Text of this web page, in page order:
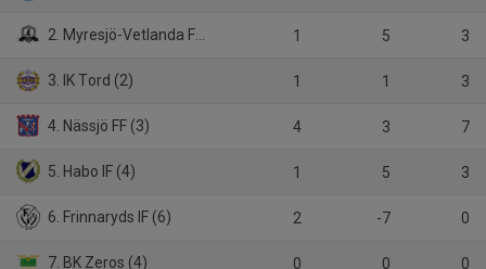
2. Myresjö-Vetlanda FK (3) 1 5 3
3. IK Tord (2) 1 1 3
4. Nässjö FF (3) 4 3 7
5. Habo IF (4) 1 5 3
6. Frinnaryds IF (6) 2 -7 0
7. BK Zeros (4) 0 0 0